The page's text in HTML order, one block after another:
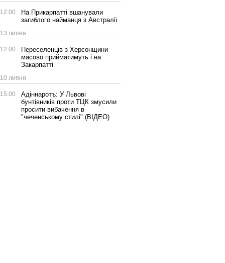
12:00
На Прикарпатті вшанували
загиблого найманця з Австралії
13 липня
12:00
Переселенців з Херсонщини
масово прийматимуть і на
Закарпатті
10 липня
15:00
Адіннаротъ: У Львові
бунтівників проти ТЦК змусили
просити вибачення в
"чеченському стилі" (ВІДЕО)